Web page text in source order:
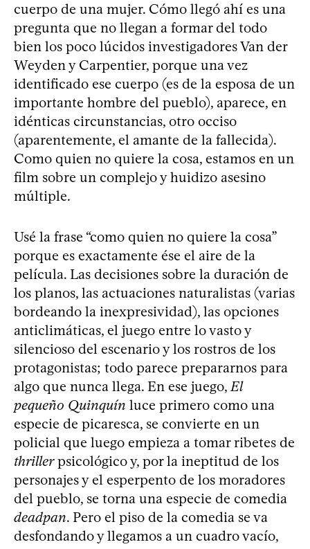
cuerpo de una mujer. Cómo llegó ahí es una
pregunta que no llegan a formar del todo
bien los poco lúcidos investigadores Van der
Weyden y Carpentier, porque una vez
identificado ese cuerpo (es de la esposa de un
importante hombre del pueblo), aparece, en
idénticas circunstancias, otro occiso
(aparentemente, el amante de la fallecida).
Como quien no quiere la cosa, estamos en un
film sobre un complejo y huidizo asesino
múltiple.
Usé la frase “como quien no quiere la cosa”
porque es exactamente ése el aire de la
película. Las decisiones sobre la duración de
los planos, las actuaciones naturalistas (varias
bordeando la inexpresividad), las opciones
anticlimáticas, el juego entre lo vasto y
silencioso del escenario y los rostros de los
protagonistas; todo parece prepararnos para
algo que nunca llega. En ese juego,El
pequeño Quinquín luce primero como una
especie de picaresca, se convierte en un
policial que luego empieza a tomar ribetes de
thrillerpsicológico y, por la ineptitud de los
personajes y el esperpento de los moradores
del pueblo, se torna una especie de comedia
deadpan. Pero el piso de la comedia se va
desfondando y llegamos a un cuadro vacío,